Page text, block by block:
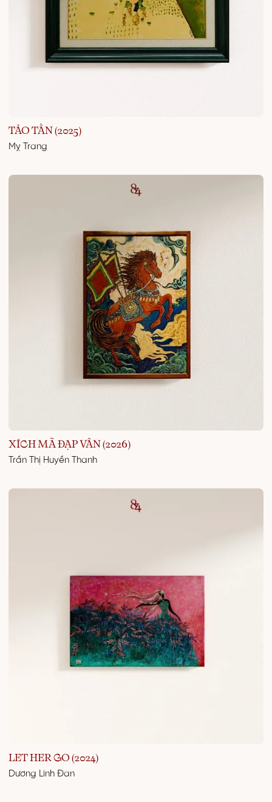
TẢO TẦN (2025)
Mỵ Trang
XÍCH MÃ ĐẠP VÂN (2026)
Trần Thị Huyền Thanh
LET HER GO (2024)
Dương Linh Đan